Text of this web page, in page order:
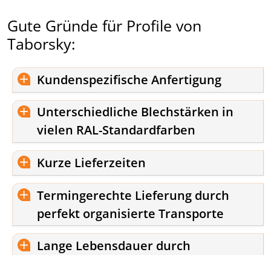
Gute Gründe für Profile von
Taborsky:
Kundenspezifische Anfertigung
Unterschiedliche Blechstärken in
vielen RAL-Standardfarben
Kurze Lieferzeiten
Termingerechte Lieferung durch
perfekt organisierte Transporte
Lange Lebensdauer durch